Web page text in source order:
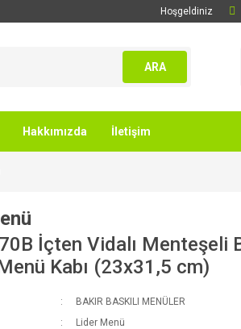
Hoşgeldiniz
ARA
Hakkımızda İletişim
İçten Vidalı Menteşeli
Kabı (23x31,5 cm)
BAKIR BASKILI MENÜLER
Lider Menü